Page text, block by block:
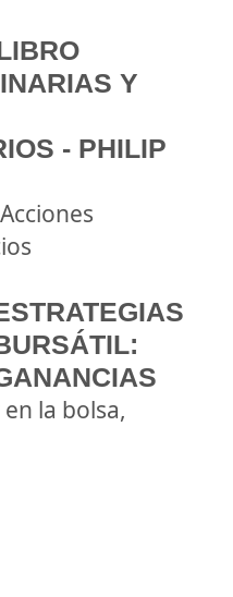
Y
- PHILIP
la bolsa,